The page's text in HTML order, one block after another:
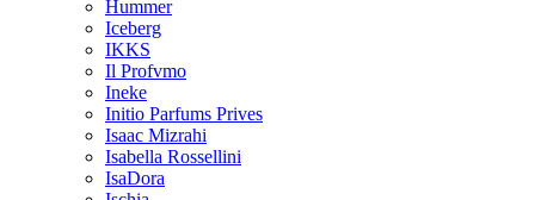
Hummer
Iceberg
IKKS
Il Profvmo
Ineke
Initio Parfums Prives
Isaac Mizrahi
Isabella Rossellini
IsaDora